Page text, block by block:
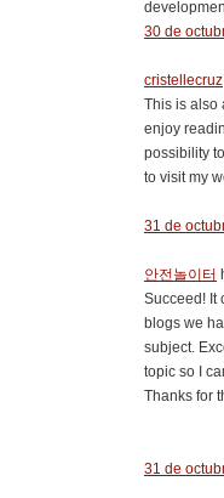
30 de
cristellecruz
This is also
enjoy
possibility
to visit my
31 de
안전놀이터
Succeed! It
blogs we
subject.
topic so I
Thanks for
31 de